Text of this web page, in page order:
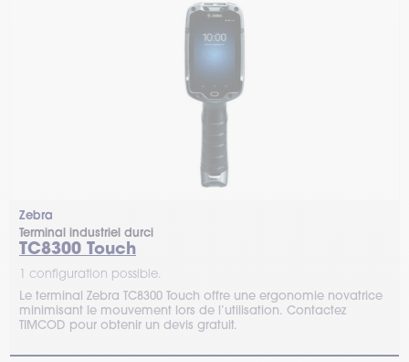
Zebra
Terminal industriel durci
TC8300 Touch
1 configuration possible.
Le terminal Zebra TC8300 Touch offre une ergonomie novatrice
minimisant le mouvement lors de l’utilisation. Contactez
TIMCOD pour obtenir un devis gratuit.